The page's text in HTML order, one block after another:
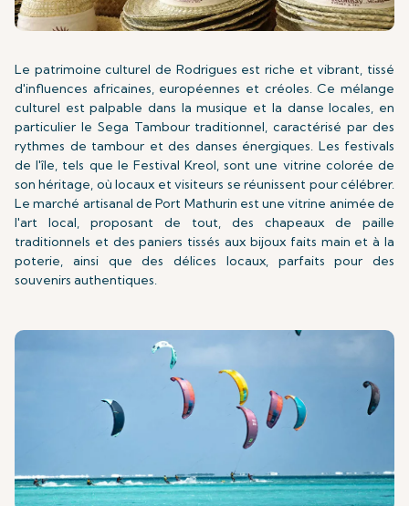
Le patrimoine culturel de Rodrigues est riche et vibrant, tissé
d'influences africaines, européennes et créoles. Ce mélange
culturel est palpable dans la musique et la danse locales, en
particulier le Sega Tambour traditionnel, caractérisé par des
rythmes de tambour et des danses énergiques. Les festivals
de l'île, tels que le Festival Kreol, sont une vitrine colorée de
son héritage, où locaux et visiteurs se réunissent pour célébrer.
Le marché artisanal de Port Mathurin est une vitrine animée de
l'art local, proposant de tout, des chapeaux de paille
traditionnels et des paniers tissés aux bijoux faits main et à la
poterie, ainsi que des délices locaux, parfaits pour des
souvenirs authentiques.